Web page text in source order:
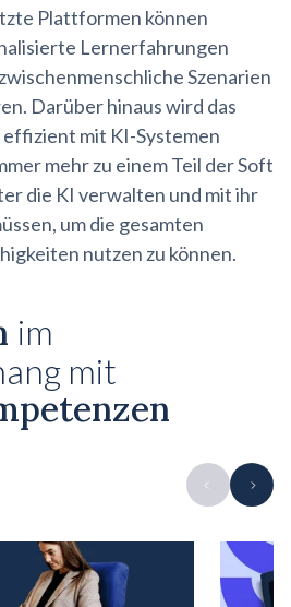
Plattformen können
Lernerfahrungen
Szenarien
Darüber hinaus wird das
mit KI-Systemen
mehr zu einem Teil der Soft
die KI verwalten und mit ihr
um die gesamten
nutzen zu können.
im
mit